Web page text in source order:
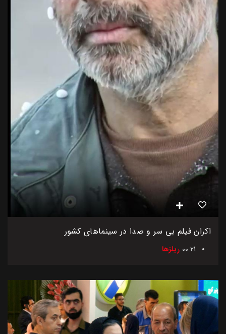
اکران فیلم بی سر و صدا در سینماهای کشور
00:21 ریلزها